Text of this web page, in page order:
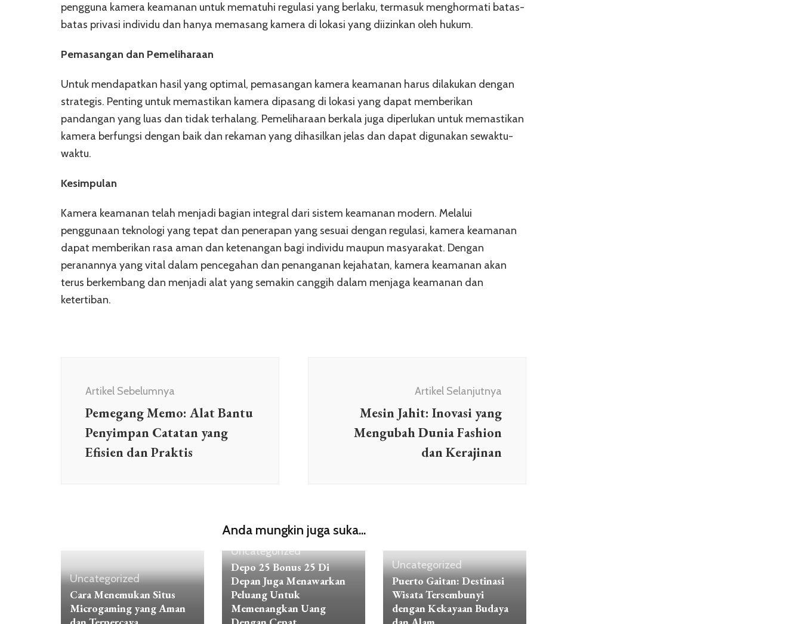
pengguna kamera keamanan untuk mematuhi regulasi yang berlaku, termasuk menghormati batas-
batas privasi individu dan hanya memasang kamera di lokasi yang diizinkan oleh hukum.
Pemasangan dan Pemeliharaan
Untuk mendapatkan hasil yang optimal, pemasangan kamera keamanan harus dilakukan dengan
strategis. Penting untuk memastikan kamera dipasang di lokasi yang dapat memberikan
pandangan yang luas dan tidak terhalang. Pemeliharaan berkala juga diperlukan untuk memastikan
kamera berfungsi dengan baik dan rekaman yang dihasilkan jelas dan dapat digunakan sewaktu-
waktu.
Kesimpulan
Kamera keamanan telah menjadi bagian integral dari sistem keamanan modern. Melalui
penggunaan teknologi yang tepat dan penerapan yang sesuai dengan regulasi, kamera keamanan
dapat memberikan rasa aman dan ketenangan bagi individu maupun masyarakat. Dengan
peranannya yang vital dalam pencegahan dan penanganan kejahatan, kamera keamanan akan
terus berkembang dan menjadi alat yang semakin canggih dalam menjaga keamanan dan
ketertiban.
Artikel
Artikel Sebelumnya
Pemegang Memo: Alat Bantu
Penyimpan Catatan yang
Efisien dan Praktis
Artikel Selanjutnya
Mesin Jahit: Inovasi yang
Mengubah Dunia Fashion
dan Kerajinan
Anda mungkin juga suka...
Uncategorized
Cara Menemukan Situs
Microgaming yang Aman
Uncategorized
Depo 25 Bonus 25 Di
Depan Juga Menawarkan
Peluang Untuk
Memenangkan Uang
Uncategorized
Puerto Gaitan: Destinasi
Wisata Tersembunyi
dengan Kekayaan Budaya